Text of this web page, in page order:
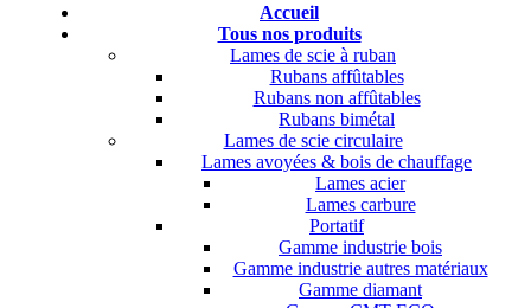
Accueil
Tous nos produits
Lames de scie à ruban
Rubans affûtables
Rubans non affûtables
Rubans bimétal
Lames de scie circulaire
Lames avoyées & bois de chauffage
Lames acier
Lames carbure
Portatif
Gamme industrie bois
Gamme industrie autres matériaux
Gamme diamant